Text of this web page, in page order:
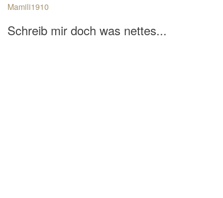
Mamili1910
Schreib mir doch was nettes...